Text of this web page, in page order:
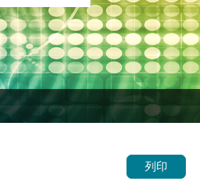
列印